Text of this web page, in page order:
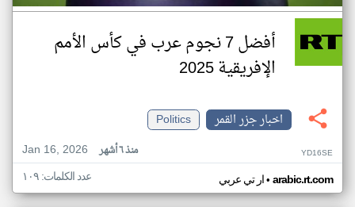
أفضل 7 نجوم عرب في كأس الأمم
الإفريقية 2025
اخبار جزر القمر
Politics
Jan 16, 2026
منذ ٦ أشهر YD16SE
ار تي عربي• arabic.rt.com عدد الكلمات: ١٠٩